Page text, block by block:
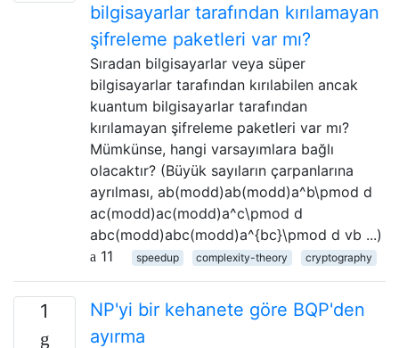
bilgisayarlar tarafından kırılamayan
şifreleme paketleri var mı?
Sıradan bilgisayarlar veya süper
bilgisayarlar tarafından kırılabilen ancak
kuantum bilgisayarlar tarafından
kırılamayan şifreleme paketleri var mı?
Mümkünse, hangi varsayımlara bağlı
olacaktır? (Büyük sayıların çarpanlarına
ayrılması, ab(modd)ab(modd)a^b\pmod d
ac(modd)ac(modd)a^c\pmod d
abc(modd)abc(modd)a^{bc}\pmod d vb ...)
11
speedup complexity-theory cryptography
1
NP'yi bir kehanete göre BQP'den
ayırma